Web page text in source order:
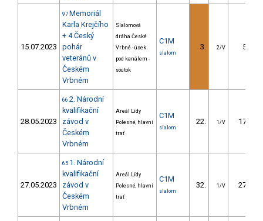
15.07.2023
97 Memoriál
Karla Krejčího
+ 4.Český
pohár
veteránů v
Českém
Vrbném
Slalomová
dráha České
Vrbné - úsek
pod kanálem -
soutok
C1M
slalom
3. 2/V 5.08
28.05.2023
66 2. Národní
kvalifikační
závod v
Českém
Vrbném
Areál Lídy
Polesné, hlavní
trať
C1M
slalom
22. 1/V 17.59
27.05.2023
65 1. Národní
kvalifikační
závod v
Českém
Vrbném
Areál Lídy
Polesné, hlavní
trať
C1M
slalom
32. 1/V 27.57